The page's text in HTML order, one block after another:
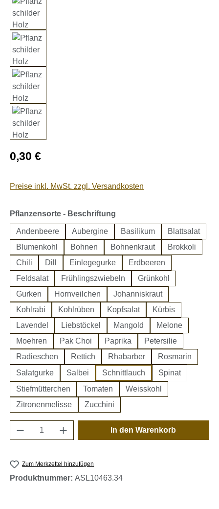
Regulärer Preis:
0,30 €
Preise inkl. MwSt. zzgl. Versandkosten
Pflanzensorte - Beschriftung
Andenbeere Aubergine Basilikum
Blattsalat
Blumenkohl
Bohnen Bohnenkraut
Brokkoli
Chili
Dill Einlegegurke
Erdbeeren
Feldsalat
Frühlingszwiebeln
Grünkohl
Gurken
Hornveilchen
Johanniskraut
Kohlrabi
Kohlrüben Kopfsalat
Kürbis
Lavendel
Liebstöckel Mangold
Melone
Moehren
Pak Choi Paprika
Petersilie
Radieschen
Rettich Rhabarber
Rosmarin
Salatgurke
Salbei Schnittlauch
Spinat
Stiefmütterchen
Tomaten
Weisskohl
Zitronenmelisse
Zucchini
Produkt Anzahl: Gib den gewünschten
In den Warenkorb
Zum Merkzettel hinzufügen
Produktnummer: ASL10463.34